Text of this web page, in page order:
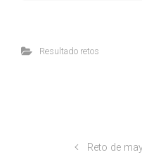
Resultado retos
Reto de